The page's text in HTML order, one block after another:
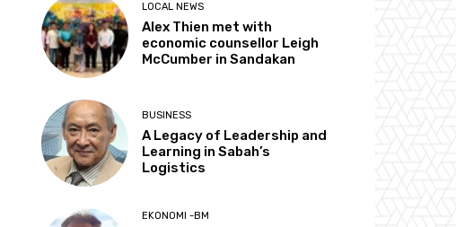
LOCAL NEWS
Alex Thien met with
economic counsellor Leigh
McCumber in Sandakan
BUSINESS
A Legacy of Leadership and
Learning in Sabah’s
Logistics
EKONOMI -BM